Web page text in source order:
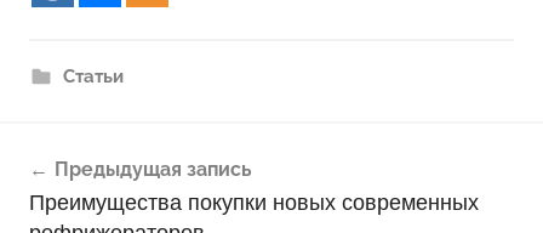
Статьи
по
Предыдущая запись
Преимущества покупки новых современных